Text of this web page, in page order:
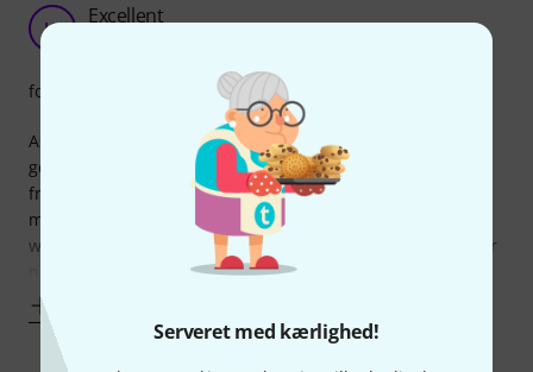
Serveret med kærlighed!
JG Excellent
As this was so cheap, I was not sure what to expect. Was it
going to be flimsy and poorly made? Then I realised it was
from thomann! This is a really great quality product. All of
my connectors fitted perfectly, the paint doesn't feel like it
will chip and the metal is of a good, strong density. Another
nice little feature if that the edges are slightly bent over so
forarbejdning